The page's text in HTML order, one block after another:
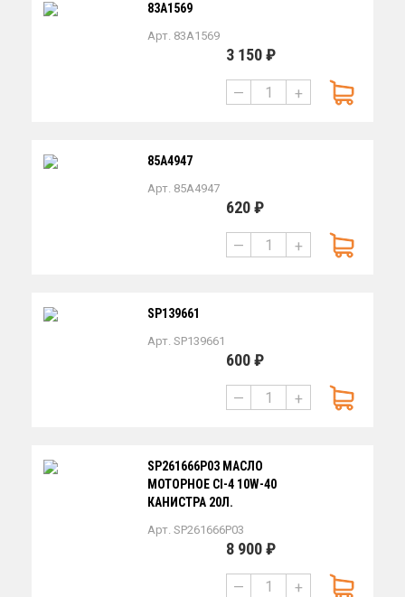
83A1569
Арт. 83A1569
3 150 ₽
— +
85A4947
Арт. 85A4947
620 ₽
— +
SP139661
Арт. SP139661
600 ₽
— +
SP261666P03 МАСЛО
МОТОРНОЕ CI-4 10W-40
КАНИСТРА 20Л.
Арт. SP261666P03
8 900 ₽
— +